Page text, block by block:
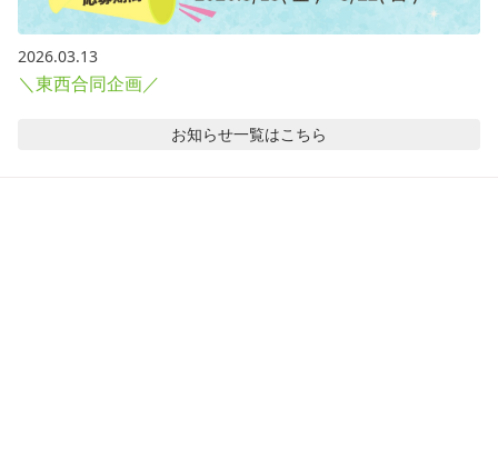
2026.03.13
＼東西合同企画／
お知らせ一覧はこちら